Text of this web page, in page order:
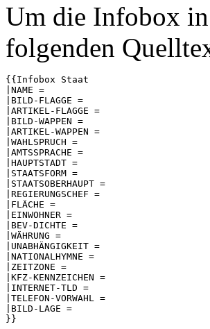
Um die Infobox
folgenden
{{Infobox Staat
|NAME =
|BILD-FLAGGE =
|ARTIKEL-FLAGGE =
|BILD-WAPPEN =
|ARTIKEL-WAPPEN =
|WAHLSPRUCH =
|AMTSSPRACHE =
|HAUPTSTADT =
|STAATSFORM =
|STAATSOBERHAUPT =
|REGIERUNGSCHEF =
|FLÄCHE =
|EINWOHNER =
|BEV-DICHTE =
|WÄHRUNG =
|UNABHÄNGIGKEIT =
|NATIONALHYMNE =
|ZEITZONE =
|KFZ-KENNZEICHEN =
|INTERNET-TLD =
|TELEFON-VORWAHL =
|BILD-LAGE =